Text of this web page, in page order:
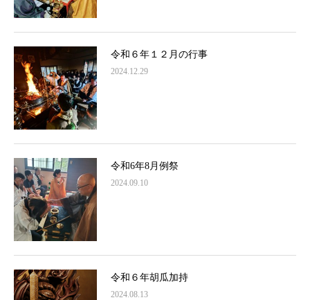
令和６年１２月の行事
2024.12.29
令和6年8月例祭
2024.09.10
令和６年胡瓜加持
2024.08.13